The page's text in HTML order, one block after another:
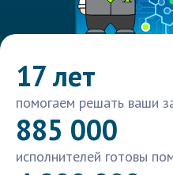
17 лет
помогаем решать ваши
885 000
исполнителей готовы